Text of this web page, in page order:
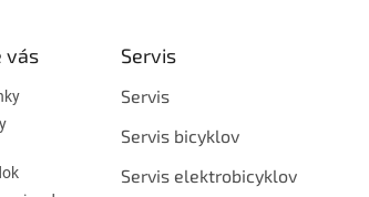
vás Servis
Servis
Servis bicyklov
Servis elektrobicyklov